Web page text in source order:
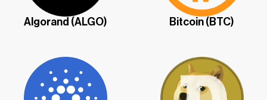
Algorand (ALGO) Bitcoin (BTC)